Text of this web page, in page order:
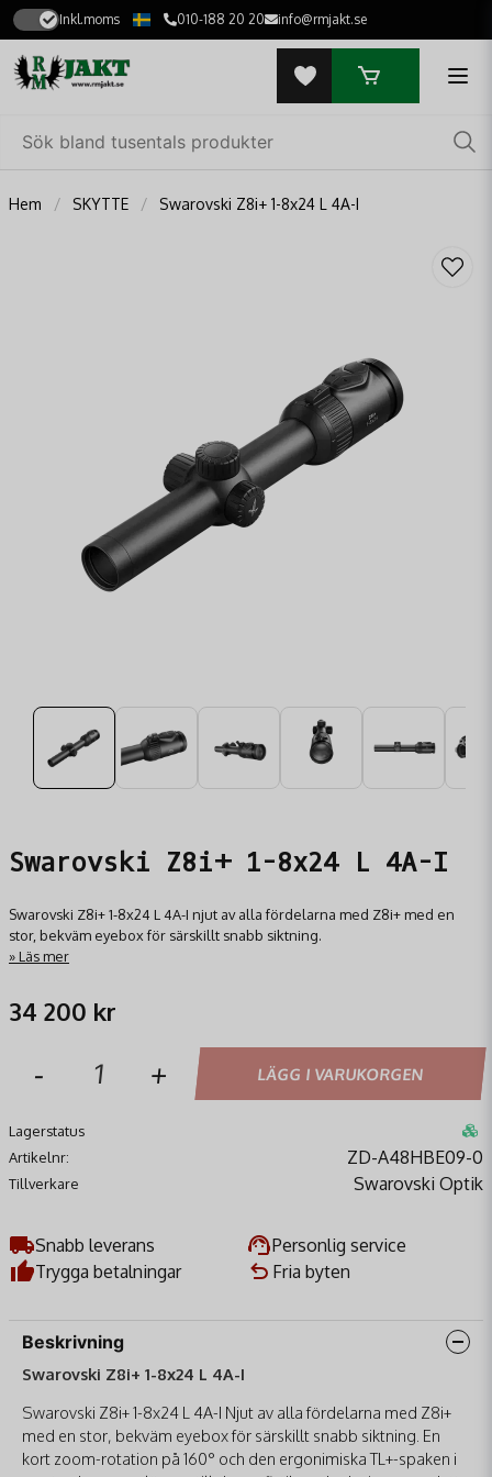
Inkl.moms 010-188 20 20 info@rmjakt.se
Hem SKYTTE Swarovski Z8i+ 1-8x24 L 4A-I
Swarovski Z8i+ 1-8x24 L 4A-I
Swarovski Z8i+ 1-8x24 L 4A-I njut av alla fördelarna med Z8i+ med en
stor, bekväm eyebox för särskillt snabb siktning.
Läs mer
34 200 kr
- + LÄGG I VARUKORGEN
Lagerstatus
Artikelnr:
ZD-A48HBE09-0
Tillverkare Swarovski Optik
Snabb leverans
Personlig service
Trygga betalningar
Fria byten
Beskrivning
Swarovski Z8i+ 1-8x24 L 4A-I
Swarovski Z8i+ 1-8x24 L 4A-I Njut av alla fördelarna med Z8i+
med en stor, bekväm eyebox för särskillt snabb siktning. En
kort zoom-rotation på 160° och den ergonimiska TL+-spaken i